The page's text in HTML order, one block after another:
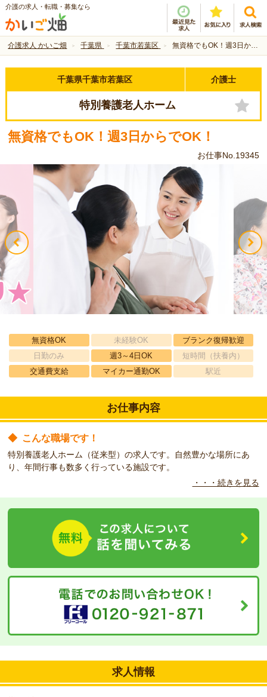
介護の求人・転職・募集なら
介護求人 かいご畑 千葉県 千葉市若葉区 無資格でもOK！週3日からでOK！
千葉県千葉市若葉区 介護士
特別養護老人ホーム
無資格でもOK！週3日からでOK！
お仕事No.19345
無資格OK 未経験OK
ブランク復帰歓迎
日勤のみ
週3～4日OK
短時間（扶養内）
交通費支給
マイカー通勤OK 駅近
お仕事内容
◆ こんな職場です！
特別養護老人ホーム（従来型）の求人です。自然豊かな場所にあ
り、年間行事も数多く行っている施設です。
・・・続きを見る
求人情報